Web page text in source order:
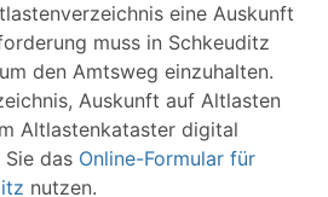
eine Auskunft
muss in Schkeuditz
den Amtsweg einzuhalten.
Auskunft auf Altlasten
Altlastenkataster digital
das Online-Formular für
nutzen.